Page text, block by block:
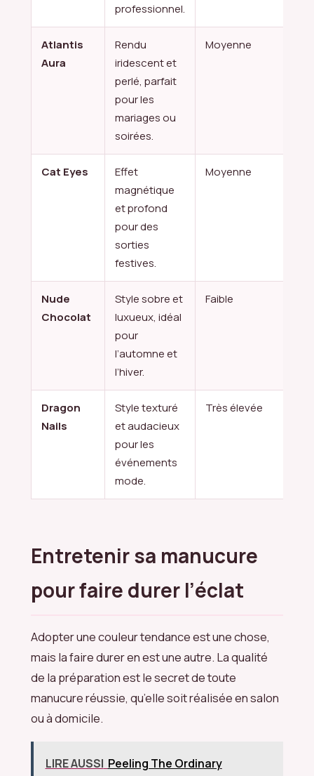
professionnel.
Atlantis
Aura
Rendu
iridescent et
perlé, parfait
pour les
mariages ou
soirées.
Moyenne
Cat Eyes
Effet
magnétique
et profond
pour des
sorties
festives.
Moyenne
Nude
Chocolat
Style sobre et
luxueux, idéal
pour
l’automne et
l’hiver.
Faible
Dragon
Nails
Style texturé
et audacieux
pour les
événements
mode.
Très élevée
Entretenir sa manucure
pour faire durer l’éclat
Adopter une couleur tendance est une chose,
mais la faire durer en est une autre. La qualité
de la préparation est le secret de toute
manucure réussie, qu’elle soit réalisée en salon
ou à domicile.
LIRE AUSSI Peeling The Ordinary